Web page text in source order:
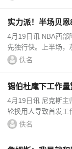
实力派！半场贝恩
杰克逊8中4得10分
4月19日讯 NBA西部
先独行侠。上半场，
伦-杰克逊均有出色
佚名
锡伯杜麾下工作
想 他也进步了很多
4月19日讯 尼克斯主
轮换用人导致首发工
伦森在接受采访时表
佚名